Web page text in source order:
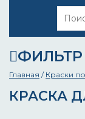
ФИЛЬТР
Главная / Краски
КРАСКА